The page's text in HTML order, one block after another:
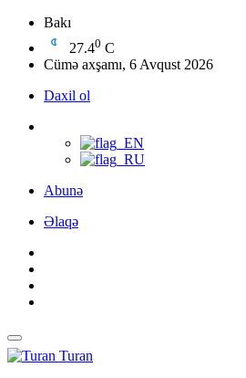
Bakı
27.40 C
Cümə axşamı, 6 Avqust 2026
Daxil ol
Abunə
Əlaqə
Turan